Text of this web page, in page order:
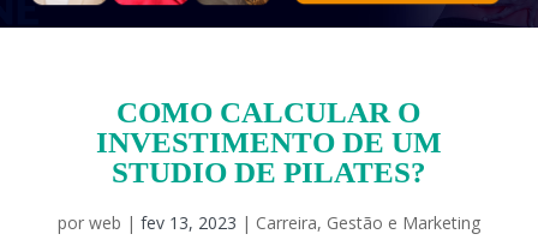
COMO CALCULAR O
INVESTIMENTO DE UM
STUDIO DE PILATES?
por web | fev 13, 2023 | Carreira, Gestão e Marketing